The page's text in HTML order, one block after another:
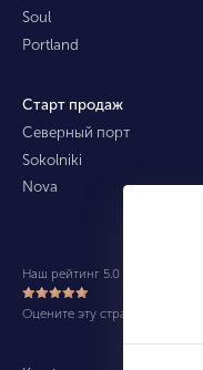
Soul
Portland
Старт продаж
Северный порт
Sokolniki
Nova
Наш рейтинг 5.0 из 5 (490)
Оцените эту страницу